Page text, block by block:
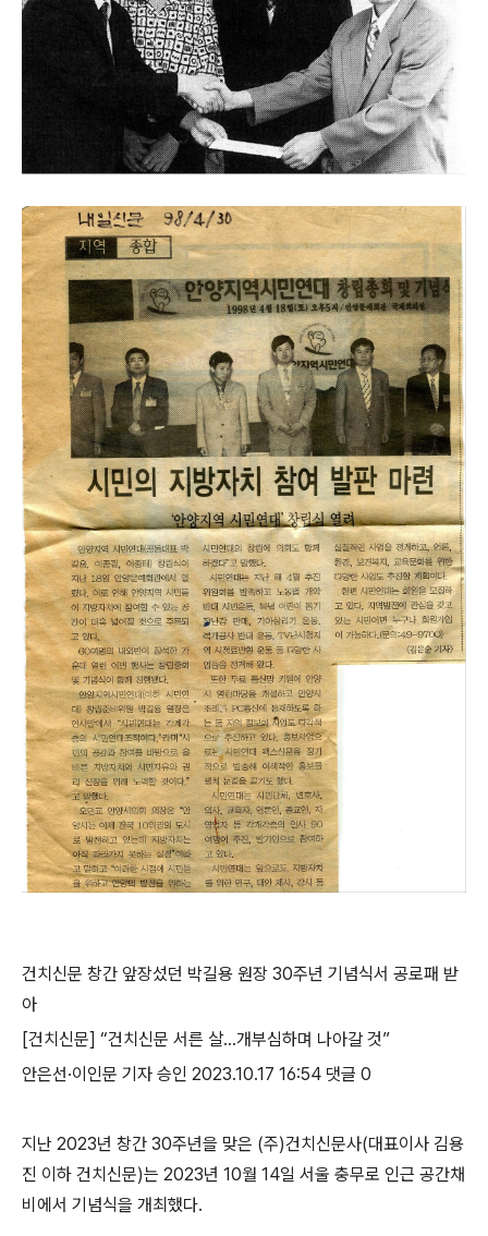
건치신문 창간 앞장섰던 박길용 원장 30주년 기념식서 공로패 받
아
[건치신문] “건치신문 서른 살…개부심하며 나아갈 것”
안은선·이인문 기자 승인 2023.10.17 16:54 댓글 0
지난 2023년 창간 30주년을 맞은 (주)건치신문사(대표이사 김용
진 이하 건치신문)는 2023년 10월 14일 서울 충무로 인근 공간채
비에서 기념식을 개최했다.